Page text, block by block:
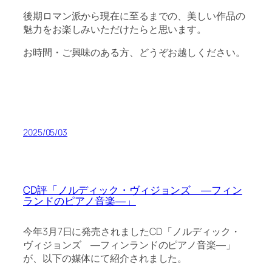
後期ロマン派から現在に至るまでの、美しい作品の
魅力をお楽しみいただけたらと思います。
お時間・ご興味のある方、どうぞお越しください。
2025/05/03
CD評「ノルディック・ヴィジョンズ ―フィン
ランドのピアノ音楽―」
今年3月7日に発売されましたCD「ノルディック・
ヴィジョンズ ―フィンランドのピアノ音楽―」
が、以下の媒体にて紹介されました。